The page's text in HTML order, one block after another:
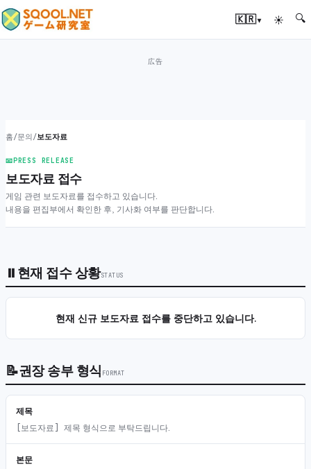
🇰🇷▾ ☀ 🔍
홈/문의/보도자료
📧PRESS RELEASE
보도자료 접수
게임 관련 보도자료를 접수하고 있습니다.
내용을 편집부에서 확인한 후, 기사화 여부를 판단합니다.
⏸현재 접수 상황STATUS
현재 신규 보도자료 접수를 중단하고 있습니다.
📝권장 송부 형식 FORMAT
제목
[보도자료] 제목 형식으로 부탁드립니다.
본문